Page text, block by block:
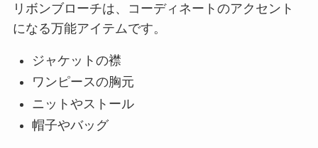
リボンブローチは、コーディネートのアクセント
になる万能アイテムです。
ジャケットの襟
ワンピースの胸元
ニットやストール
帽子やバッグ